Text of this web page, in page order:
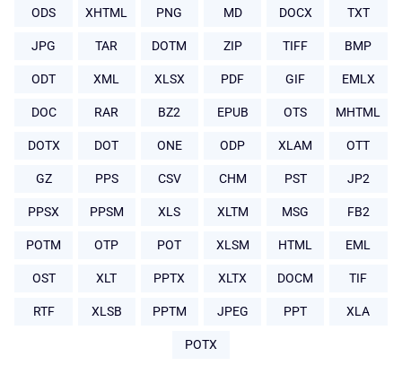
ODS XHTML PNG MD DOCX TXT
JPG TAR DOTM ZIP TIFF BMP
ODT XML XLSX PDF GIF EMLX
DOC RAR BZ2 EPUB OTS MHTML
DOTX DOT ONE ODP XLAM OTT
GZ PPS CSV CHM PST JP2
PPSX PPSM XLS XLTM MSG FB2
POTM OTP POT XLSM HTML EML
OST XLT PPTX XLTX DOCM TIF
RTF XLSB PPTM JPEG PPT XLA
POTX